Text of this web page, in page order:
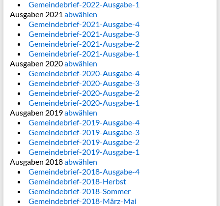
Gemeindebrief-2022-Ausgabe-1
Ausgaben 2021 abwählen
Gemeindebrief-2021-Ausgabe-4
Gemeindebrief-2021-Ausgabe-3
Gemeindebrief-2021-Ausgabe-2
Gemeindebrief-2021-Ausgabe-1
Ausgaben 2020abwählen
Gemeindebrief-2020-Ausgabe-4
Gemeindebrief-2020-Ausgabe-3
Gemeindebrief-2020-Ausgabe-2
Gemeindebrief-2020-Ausgabe-1
Ausgaben 2019abwählen
Gemeindebrief-2019-Ausgabe-4
Gemeindebrief-2019-Ausgabe-3
Gemeindebrief-2019-Ausgabe-2
Gemeindebrief-2019-Ausgabe-1
Ausgaben 2018abwählen
Gemeindebrief-2018-Ausgabe-4
Gemeindebrief-2018-Herbst
Gemeindebrief-2018-Sommer
Gemeindebrief-2018-März-Mai